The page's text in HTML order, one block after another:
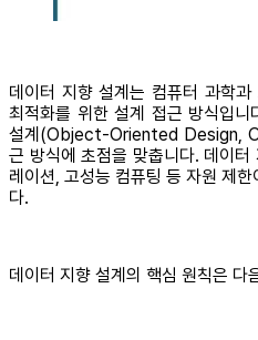
데이터 지향 설계는 컴퓨터 과학
최적화를 위한 설계 접근 방식입
설계(Object-Oriented Design,
근 방식에 초점을 맞춥니다. 데이
레이션, 고성능 컴퓨팅 등 자원 제
다.
데이터 지향 설계의 핵심 원칙은 다